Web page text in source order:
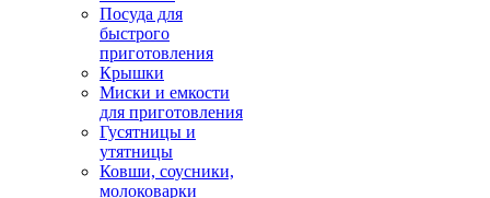
Посуда для
быстрого
приготовления
Крышки
Миски и емкости
для приготовления
Гусятницы и
утятницы
Ковши, соусники,
молоковарки